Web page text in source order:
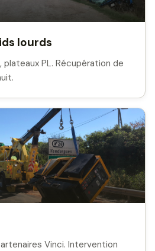
lourds
PL. Récupération de
Vinci. Intervention